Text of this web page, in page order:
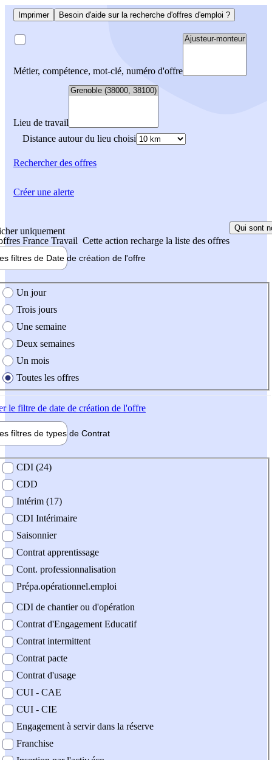
Imprimer Besoin d'aide sur la recherche d'offres d'emploi ?
Métier, compétence, mot-clé, numéro d'offre
Lieu de travail
Distance autour du lieu choisi
Rechercherdes offres
uniquement
France Travail Cette action recharge la liste des offres
Qui sont
filtres de Date de création de l'offre
création de l'offre
Un jour
Trois jours
Une semaine
Deux semaines
Un mois
Toutes les offres
le filtre de date de création de l'offre
filtres de types de Contrat
contrat
CDI (24)
CDD
Intérim (17)
CDI Intérimaire
Saisonnier
Contrat apprentissage
Cont. professionnalisation
Prépa.opérationnel.emploi
CDI de chantier ou d'opération
Contrat d'Engagement Educatif
Contrat intermittent
Contrat pacte
Contrat d'usage
CUI - CAE
CUI - CIE
Engagement à servir dans la réserve
Franchise
Créer une alerte